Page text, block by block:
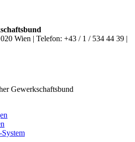
Wien | Telefon: +43 / 1 / 534 44 39 |
Gewerkschaftsbund